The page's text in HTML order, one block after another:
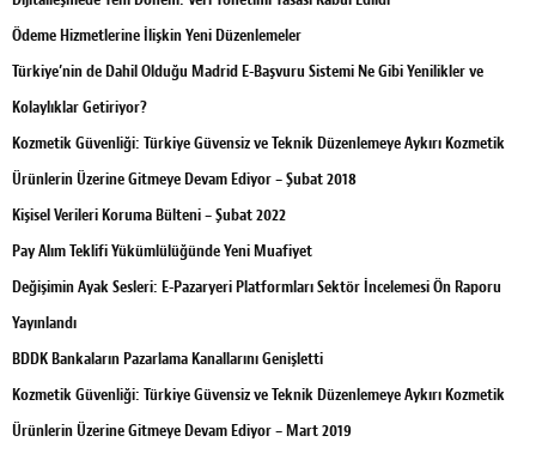
Ödeme Hizmetlerine İlişkin Yeni Düzenlemeler
Türkiye’nin de Dahil Olduğu Madrid E-Başvuru Sistemi Ne Gibi Yenilikler ve
Kolaylıklar Getiriyor?
Kozmetik Güvenliği: Türkiye Güvensiz ve Teknik Düzenlemeye Aykırı Kozmetik
Ürünlerin Üzerine Gitmeye Devam Ediyor – Şubat 2018
Kişisel Verileri Koruma Bülteni – Şubat 2022
Pay Alım Teklifi Yükümlülüğünde Yeni Muafiyet
Değişimin Ayak Sesleri: E-Pazaryeri Platformları Sektör İncelemesi Ön Raporu
Yayınlandı
BDDK Bankaların Pazarlama Kanallarını Genişletti
Kozmetik Güvenliği: Türkiye Güvensiz ve Teknik Düzenlemeye Aykırı Kozmetik
Ürünlerin Üzerine Gitmeye Devam Ediyor – Mart 2019